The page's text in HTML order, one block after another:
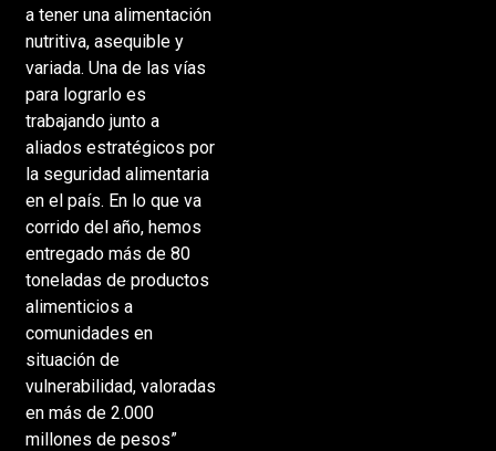
a tener una alimentación
nutritiva, asequible y
variada. Una de las vías
para lograrlo es
trabajando junto a
aliados estratégicos por
la seguridad alimentaria
en el país. En lo que va
corrido del año, hemos
entregado más de 80
toneladas de productos
alimenticios a
comunidades en
situación de
vulnerabilidad, valoradas
en más de 2.000
millones de pesos”